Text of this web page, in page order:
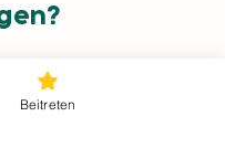
mehr erreichen!
Beitreten